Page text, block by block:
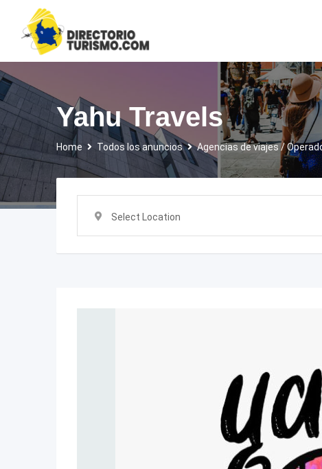
content
Yahu Travels
Home Todos los anuncios Agencias de viajes /
Select Location